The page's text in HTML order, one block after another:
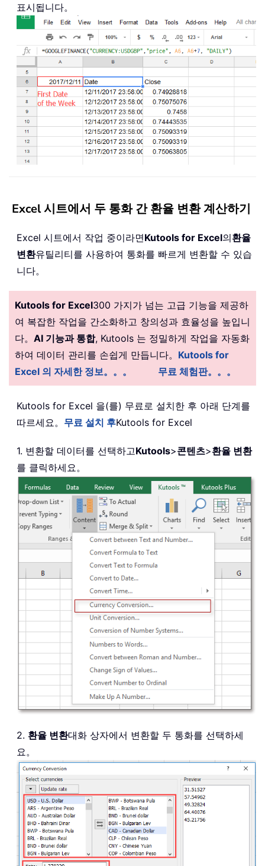
표시됩니다。
Excel 시트에서 두 통화 간 환율 변환 계산하기
Excel 시트에서 작업 중이라면Kutools for Excel의환율
변환유틸리티를 사용하여 통화를 빠르게 변환할 수 있습
니다。
Kutools for Excel300 가지가 넘는 고급 기능을 제공하
여 복잡한 작업을 간소화하고 창의성과 효율성을 높입니
다。 AI 기능과 통합, Kutools 는 정밀하게 작업을 자동화
하여 데이터 관리를 손쉽게 만듭니다。 Kutools for
Excel 의 자세한 정보。。。
무료 체험판。。。
Kutools for Excel 을(를) 무료로 설치한 후 아래 단계를
따르세요。 무료 설치 후Kutools for Excel
1. 변환할 데이터를 선택하고Kutools>콘텐츠>환율 변환
를 클릭하세요。
2. 환율 변환대화 상자에서 변환할 두 통화를 선택하세
요。